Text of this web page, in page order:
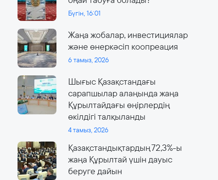
Бүгін, 16:01
Жаңа жобалар, инвестициялар
және өнеркәсіп коопреация
6 тамыз, 2026
Шығыс Қазақстандағы
сарапшылар алаңында жаңа
Құрылтайдағы өңірлердің
өкілдігі талқыланды
4 тамыз, 2026
Қазақстандықтардың 72,3%-ы
жаңа Құрылтай үшін дауыс
беруге дайын